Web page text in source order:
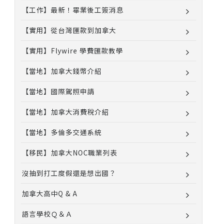
【工作】最新！畢業後工簽消息
【實用】從台灣匯款到加拿大
【實用】Flywire 學費匯款教學
【當地】加拿大錢幣介紹
【當地】國際駕照申請
【當地】加拿大消費稅介紹
【當地】多倫多交通系統
【移民】加拿大NOC職業列表
沒抽到打工度假還是想出國？
加拿大高中Q & A
語言學校Ｑ＆Ａ